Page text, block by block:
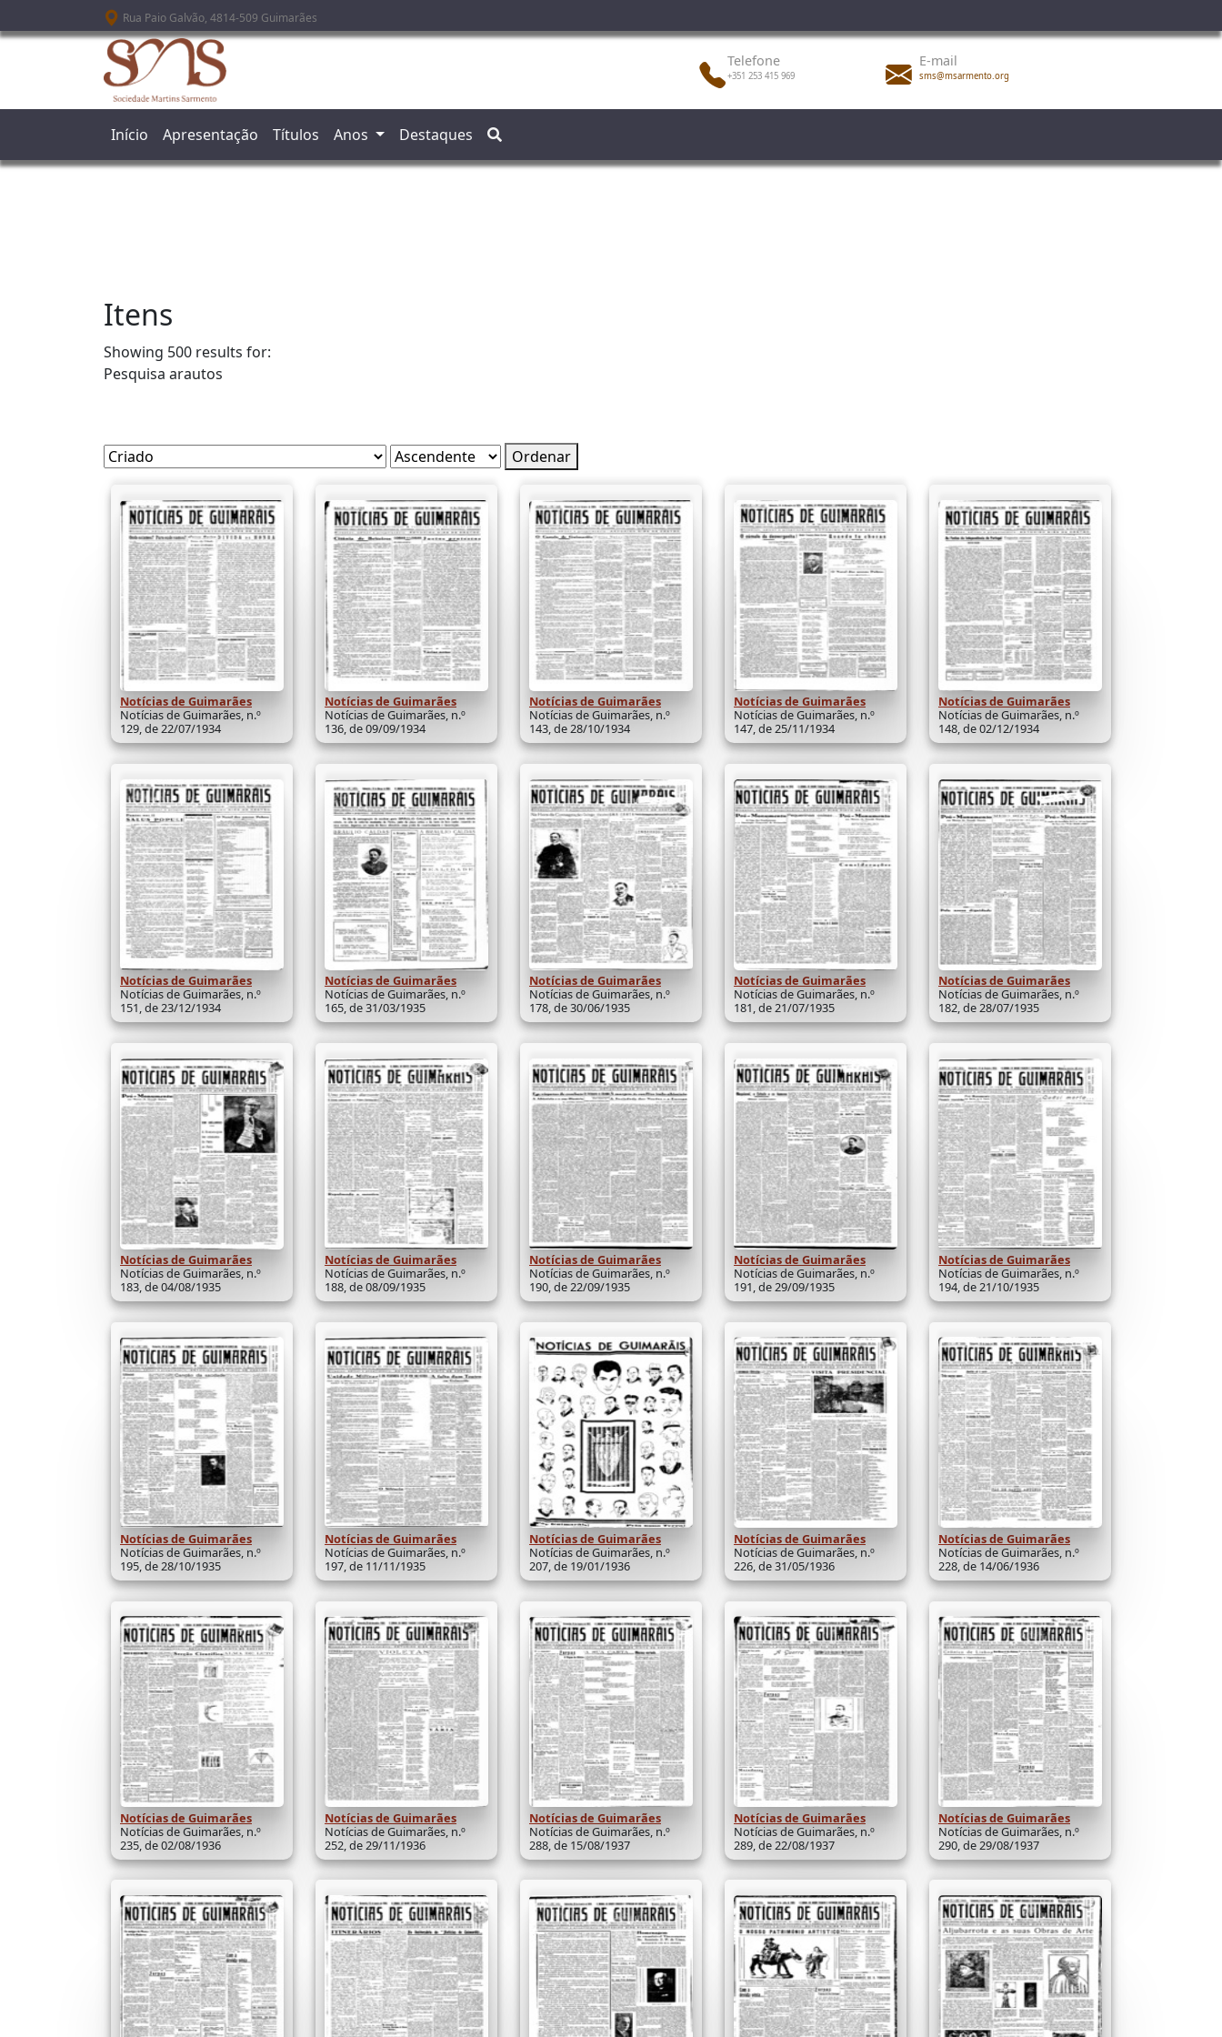
Passar para o conteúdo principal
Rua Paio Galvão, 4814-509 Guimarães
Telefone
+351 253 415 969
E-mail
sms@msarmento.org
Início Apresentação Títulos Anos Destaques
Itens
Showing 500 results for:
Pesquisa arautos
Ordenar
Notícias de Guimarães
Notícias de Guimarães, n.º
129, de 22/07/1934
Notícias de Guimarães
Notícias de Guimarães, n.º
136, de 09/09/1934
Notícias de Guimarães
Notícias de Guimarães, n.º
143, de 28/10/1934
Notícias de Guimarães
Notícias de Guimarães, n.º
147, de 25/11/1934
Notícias de Guimarães
Notícias de Guimarães, n.º
148, de 02/12/1934
Notícias de Guimarães
Notícias de Guimarães, n.º
151, de 23/12/1934
Notícias de Guimarães
Notícias de Guimarães, n.º
165, de 31/03/1935
Notícias de Guimarães
Notícias de Guimarães, n.º
178, de 30/06/1935
Notícias de Guimarães
Notícias de Guimarães, n.º
181, de 21/07/1935
Notícias de Guimarães
Notícias de Guimarães, n.º
182, de 28/07/1935
Notícias de Guimarães
Notícias de Guimarães, n.º
183, de 04/08/1935
Notícias de Guimarães
Notícias de Guimarães, n.º
188, de 08/09/1935
Notícias de Guimarães
Notícias de Guimarães, n.º
190, de 22/09/1935
Notícias de Guimarães
Notícias de Guimarães, n.º
191, de 29/09/1935
Notícias de Guimarães
Notícias de Guimarães, n.º
194, de 21/10/1935
Notícias de Guimarães
Notícias de Guimarães, n.º
195, de 28/10/1935
Notícias de Guimarães
Notícias de Guimarães, n.º
197, de 11/11/1935
Notícias de Guimarães
Notícias de Guimarães, n.º
207, de 19/01/1936
Notícias de Guimarães
Notícias de Guimarães, n.º
226, de 31/05/1936
Notícias de Guimarães
Notícias de Guimarães, n.º
228, de 14/06/1936
Notícias de Guimarães
Notícias de Guimarães, n.º
235, de 02/08/1936
Notícias de Guimarães
Notícias de Guimarães, n.º
252, de 29/11/1936
Notícias de Guimarães
Notícias de Guimarães, n.º
288, de 15/08/1937
Notícias de Guimarães
Notícias de Guimarães, n.º
289, de 22/08/1937
Notícias de Guimarães
Notícias de Guimarães, n.º
290, de 29/08/1937